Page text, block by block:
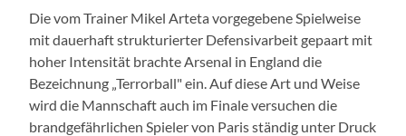
Die vom Trainer Mikel Arteta vorgegebene Spielweise
mit dauerhaft strukturierter Defensivarbeit gepaart mit
hoher Intensität brachte Arsenal in England die
Bezeichnung „Terrorball" ein. Auf diese Art und Weise
wird die Mannschaft auch im Finale versuchen die
brandgefährlichen Spieler von Paris ständig unter Druck